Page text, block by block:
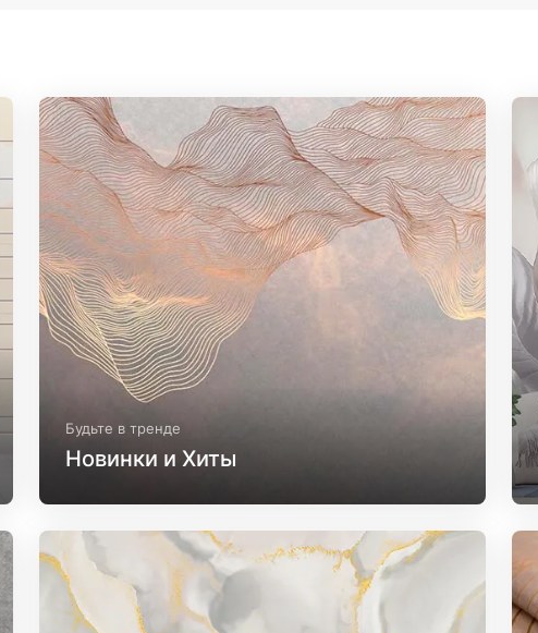
Будьте в тренде
Новинки и Хиты